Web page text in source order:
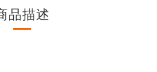
品描述